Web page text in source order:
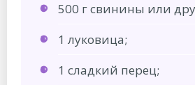
500 г свинины или
1 луковица;
1 сладкий перец;